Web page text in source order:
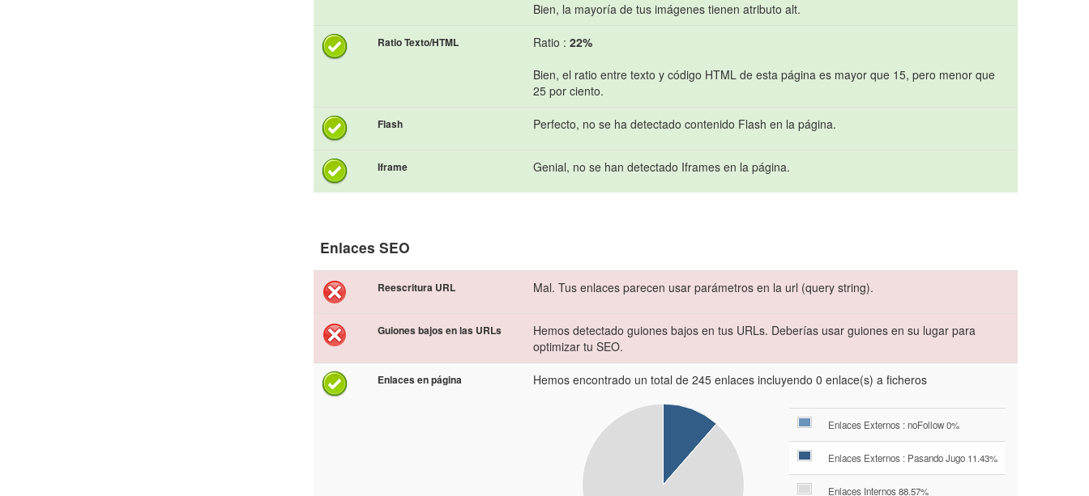
Bien, la mayoría de tus imágenes tienen atributo alt.
Ratio Texto/HTML Ratio : 22%
Bien, el ratio entre texto y código HTML de esta página es mayor que 15, pero menor que
25 por ciento.
Flash Perfecto, no se ha detectado contenido Flash en la página.
Iframe Genial, no se han detectado Iframes en la página.
Enlaces SEO
Reescritura URL Mal. Tus enlaces parecen usar parámetros en la url (query string).
Guiones bajos en las URLs
Hemos detectado guiones bajos en tus URLs. Deberías usar guiones en su lugar para
optimizar tu SEO.
Enlaces en página Hemos encontrado un total de 245 enlaces incluyendo 0 enlace(s) a ficheros
Enlaces Externos : noFollow 0%
Enlaces Externos : Pasando Jugo 11.43%
Enlaces Internos 88.57%